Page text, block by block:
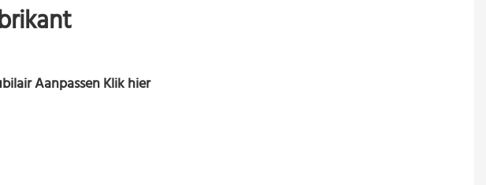
Wij zijn een fabrikant